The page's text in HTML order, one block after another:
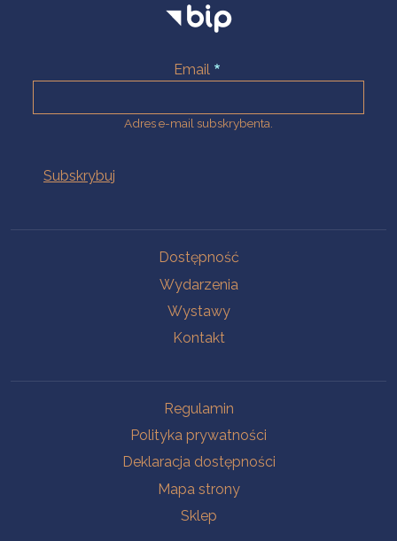
Email
Adres e-mail subskrybenta.
Dostępność
Wydarzenia
Wystawy
Kontakt
Regulamin
Polityka prywatności
Deklaracja dostępności
Mapa strony
Sklep